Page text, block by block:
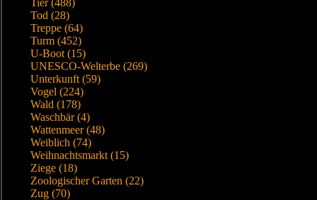
Tier (488)
Tod (28)
Treppe (64)
Turm (452)
U-Boot (15)
UNESCO-Welterbe (269)
Unterkunft (59)
Vogel (224)
Wald (178)
Waschbär (4)
Wattenmeer (48)
Weiblich (74)
Weihnachtsmarkt (15)
Ziege (18)
Zoologischer Garten (22)
Zug (70)